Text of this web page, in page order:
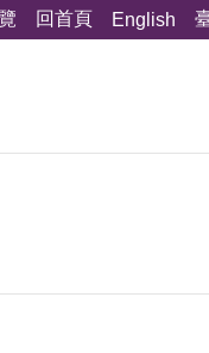
回首頁 English